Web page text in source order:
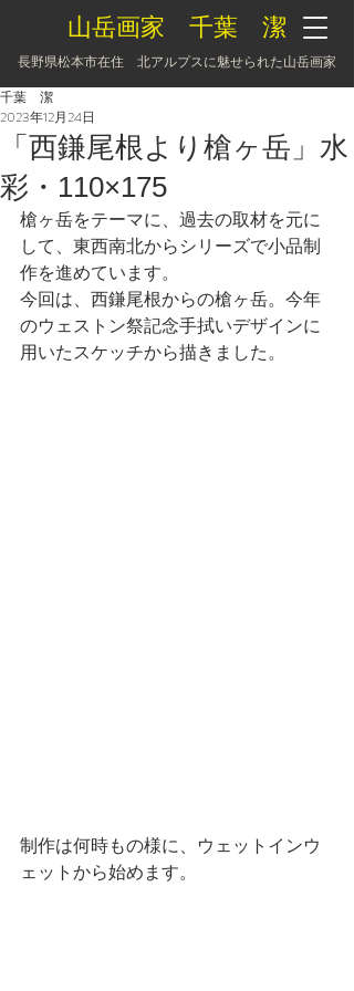
山岳画家 千葉 潔
長野県松本市在住 北アルプスに魅せられた山岳画家
「西鎌尾根より槍ヶ岳」水
彩・110×175
千葉 潔
2023年12月24日
槍ヶ岳をテーマに、過去の取材を元に
して、東西南北からシリーズで小品制
作を進めています。
今回は、西鎌尾根からの槍ヶ岳。今年
のウェストン祭記念手拭いデザインに
用いたスケッチから描きました。
制作は何時もの様に、ウェットインウ
ェットから始めます。